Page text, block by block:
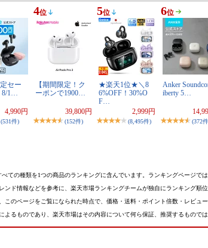
セー
1…
4,990円
(531件)
4位
【期間限定！ク
ーポンで1900…
39,800円
(152件)
5位
★楽天1位★＼8
6%OFF！30%O
F…
2,999円
(8,495件)
6位
Anker
iberty 5…
(372
ての種類を1つの商品のランキングに含んでいます。ランキングページで
ド情報などを参考に、楽天市場ランキングチームが独自にランキング
のページをご覧になられた時点で、価格・送料・ポイント倍数・レビュ
るものであり、楽天市場はその内容について何ら保証、推奨するものでは